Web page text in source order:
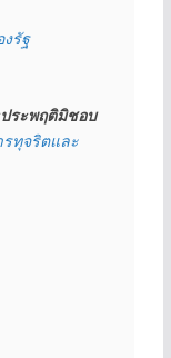
รัฐ
ประพฤติมิชอบ
รทุจริตและ